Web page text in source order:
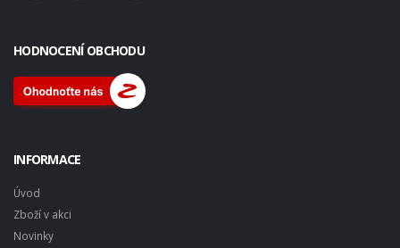
HODNOCENÍ OBCHODU
INFORMACE
Úvod
Zboží v akci
Novinky